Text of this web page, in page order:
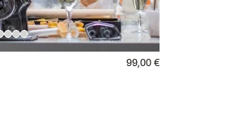
99,00 €